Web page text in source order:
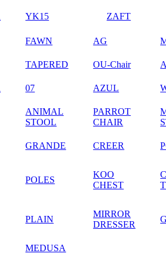
YK15 ZAFT
FAWN AG
TAPERED OU-Chair
07 AZUL
ANIMAL
STOOL
PARROT
CHAIR
GRANDE CREER
POLES
KOO
CHEST
PLAIN
MIRROR
DRESSER
MEDUSA